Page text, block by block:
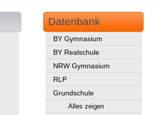
Datenbank
BY Gymnasium
BY Realschule
NRW Gymnasium
RLP
Grundschule
Alles zeigen